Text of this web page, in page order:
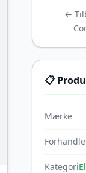
←
📋
Mærke
Kategori